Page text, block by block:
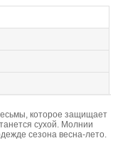
которое защищает
сухой. Молнии
сезона весна-лето.